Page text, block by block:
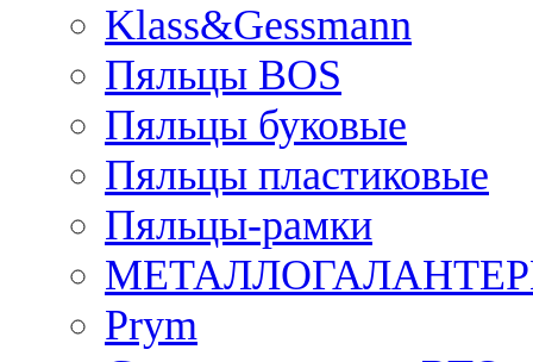
Klass&Gessmann
Пяльцы BOS
Пяльцы буковые
Пяльцы пластиковые
Пяльцы-рамки
Prym